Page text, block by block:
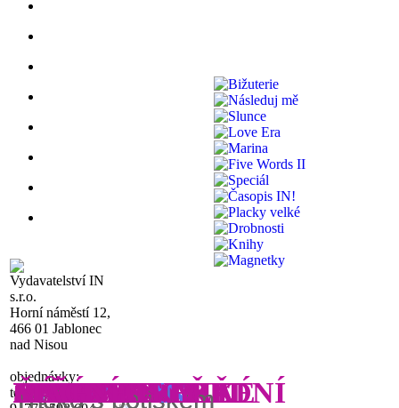
FIVE WORDS
Tričko s potiskem
STŘÍBRO
JSEM
Tričko s
KNIHOMOLKA
PLACKY STŘEDNÍ
SLUNCE
NINA
BIŽUTERIE
NÁSLEDUJ MĚ
SLUNCE
LOVE ERA
MARINA
FIVE WORDS II
Tričko s potiskem
SPECIÁL
ČASOPISIN!
PLACKY VELKÉ
DROBNOSTI
KNIHY
MAGNETKY
Vydavatelství IN
s.r.o.
Horní náměstí 12,
466 01 Jablonec
nad Nisou
objednávky:
tel.: 480 023 408-